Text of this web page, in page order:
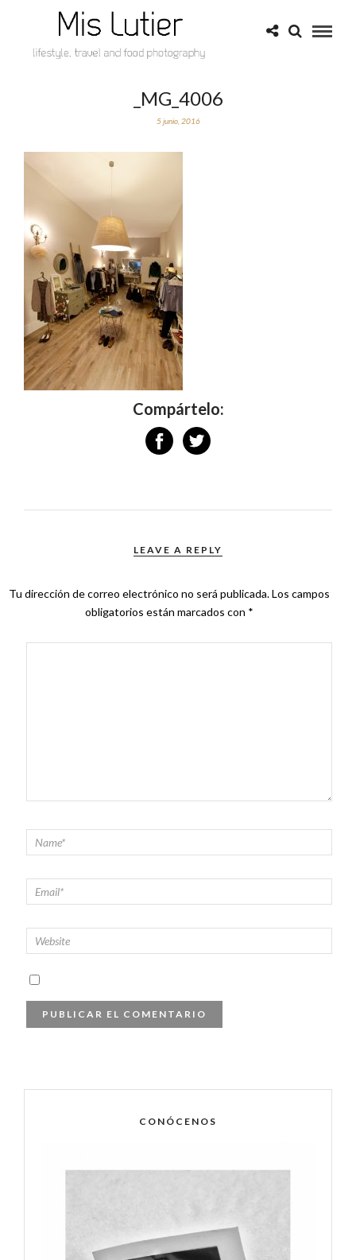
_MG_4006
5 junio, 2016
Compártelo:
LEAVE A REPLY
Tu dirección de correo electrónico no será publicada.Los campos
obligatorios están marcados con *
CONÓCENOS